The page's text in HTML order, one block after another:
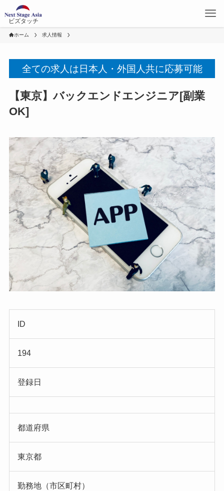
ビズタッチ
ホーム 求人情報
全ての求人は日本人・外国人共に応募可能
【東京】バックエンドエンジニア[副業
OK]
ID
194
登録日
都道府県
東京都
勤務地（市区町村）